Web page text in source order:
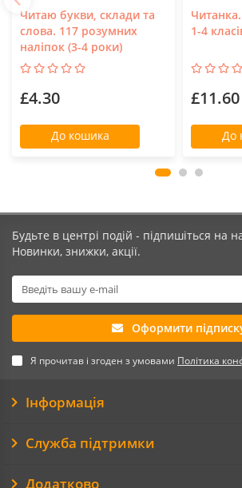
Читаю букви, склади та
слова. 117 розумних
наліпок (3-4 роки)
£4.30
До кошика
1-4
£11.60
До
Будьте в центрі подій - підпишіться на
Новинки, знижки, акції.
Оформити
Я прочитав і згоден з умовами Політика
Інформація
Служба підтримки
Додатково